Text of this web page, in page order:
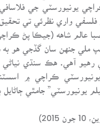
يونيورسٽي جي
عالم شاهه (جيڪا پڻ
ملي جنهن سان گڏجي هو به
رهيو آهي. هڪ سنڌي
ڪراچي ۾
يونيورسٽي” جامٿي ڄاڻايل